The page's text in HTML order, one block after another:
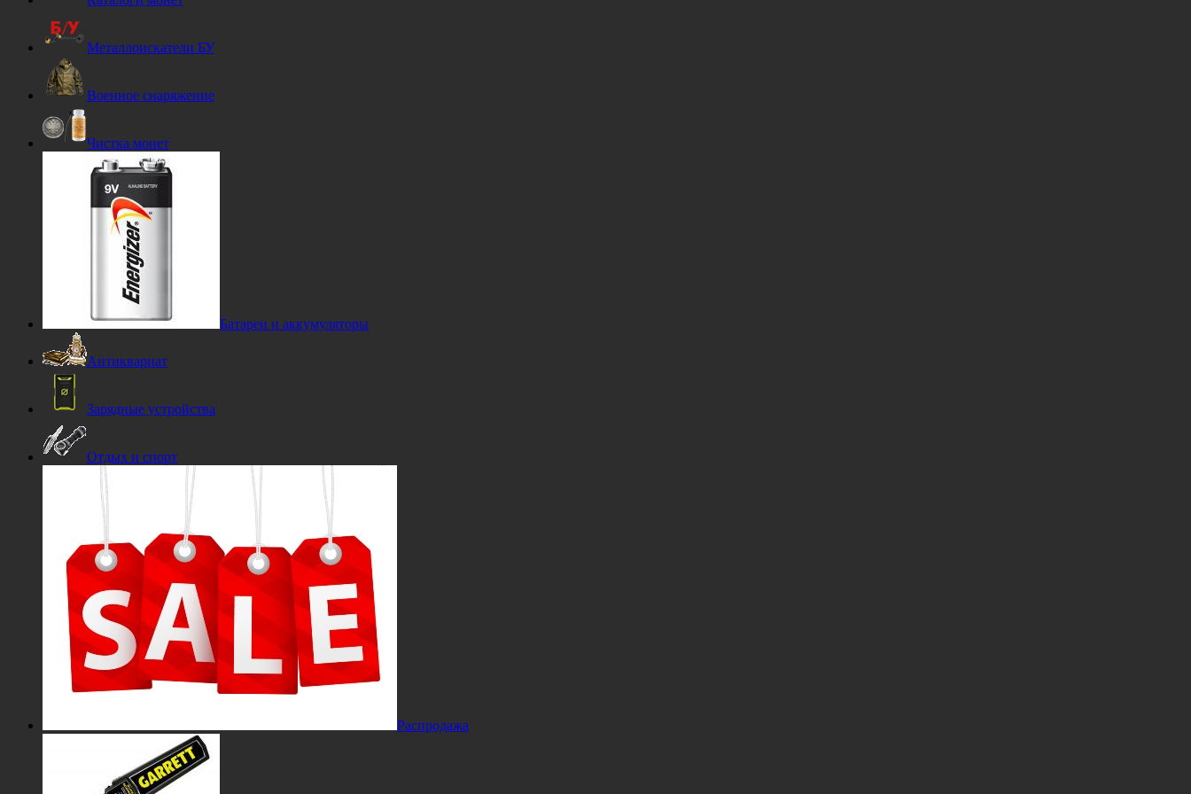
Металлоискатели БУ
Военное снаряжение
Чистка монет
Батареи и аккумуляторы
Антиквариат
Зарядные устройства
Отдых и спорт
Распродажа